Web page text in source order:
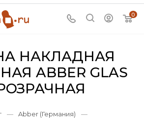
0
НАКЛАДНАЯ
ABBER GLAS
— Abber (Германия)
—